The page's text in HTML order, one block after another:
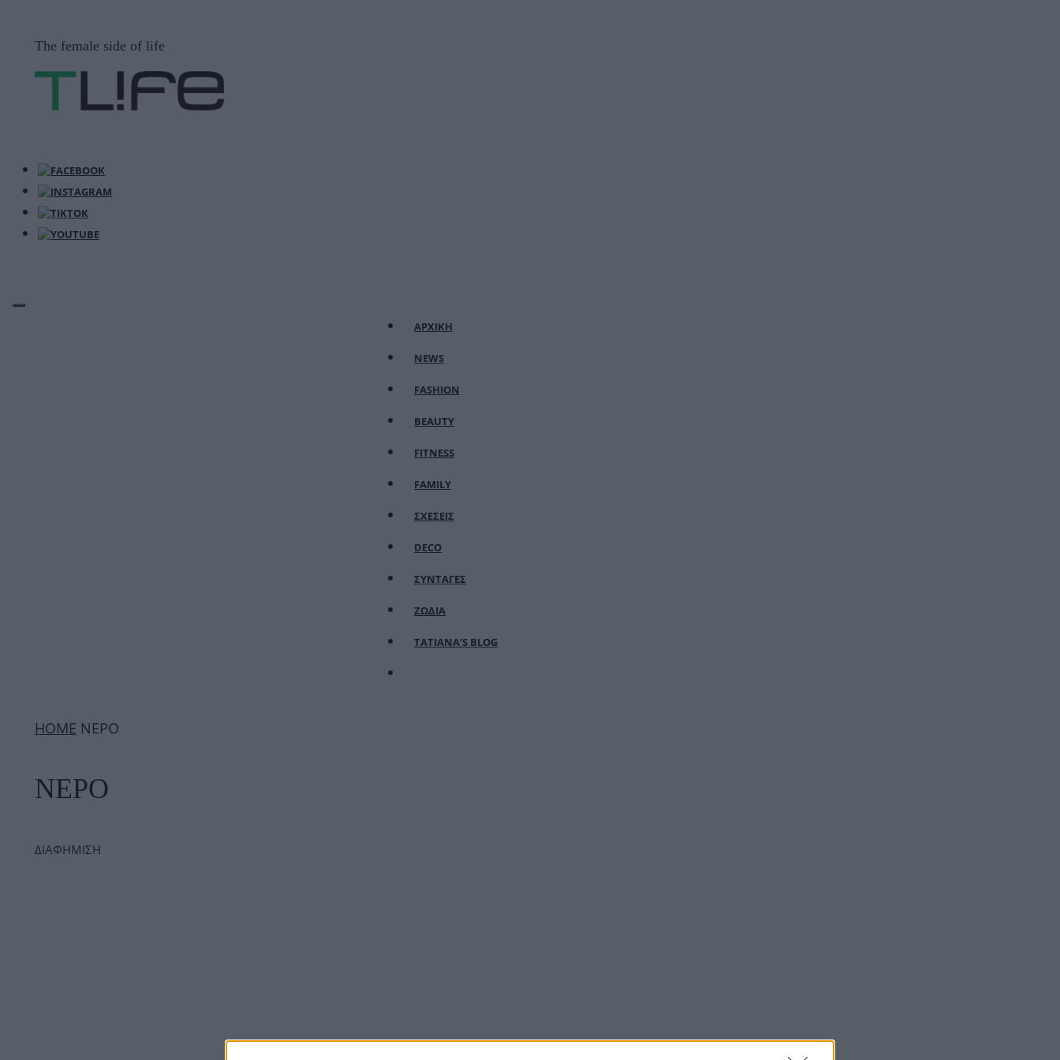
The female side of life
ΑΡΧΙΚΗ
NEWS
FASHION
BEAUTY
FITNESS
FAMILY
ΣΧΕΣΕΙΣ
DECO
ΣΥΝΤΑΓΕΣ
ΖΩΔΙΑ
TATIANA’S BLOG
ΗΟΜΕ ΝΕΡΟ
ΝΕΡΟ
ΔΙΑΦΗΜΙΣΗ